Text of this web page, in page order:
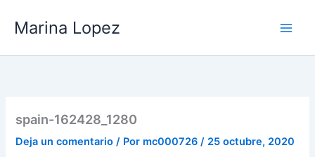
Marina Lopez
spain-162428_1280
Deja un comentario / Por mc000726/ 25 octubre, 2020